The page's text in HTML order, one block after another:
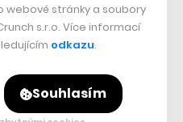
webové stránky a soubory
s.r.o. Více informací
odkazu.
Souhlasím